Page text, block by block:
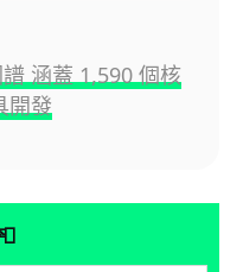
涵蓋 1,590 個核
開發